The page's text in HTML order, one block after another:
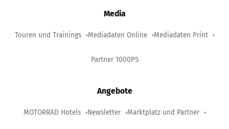
Media
Touren und Trainings Mediadaten Online Mediadaten Print
Partner 1000PS
Angebote
MOTORRAD Hotels Newsletter Marktplatz und Partner